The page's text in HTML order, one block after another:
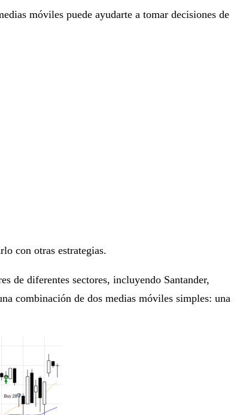
móviles puede ayudarte a tomar decisiones de
con otras estrategias.
de diferentes sectores, incluyendo Santander,
combinación de dos medias móviles simples: una